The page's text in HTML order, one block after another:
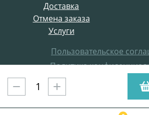
Доставка
Отмена заказа
Услуги
Пользовательское
Политика
Все права
ProffElectro.ru ©